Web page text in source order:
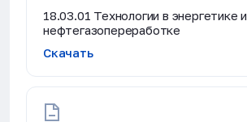
18.03.01 Технологии в энергетике и
нефтегазопереработке
Скачать